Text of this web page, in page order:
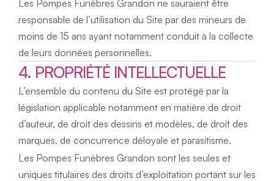
Les Pompes Funèbres Grandon ne sauraient être
responsable de l’utilisation du Site par des mineurs de
moins de 15 ans ayant notamment conduit à la collecte
de leurs données personnelles.
4. PROPRIÉTÉ INTELLECTUELLE
L’ensemble du contenu du Site est protégé par la
législation applicable notamment en matière de droit
d’auteur, de droit des dessins et modèles, de droit des
marques, de concurrence déloyale et parasitisme.
Les Pompes Funèbres Grandon sont les seules et
uniques titulaires des droits d’exploitation portant sur les